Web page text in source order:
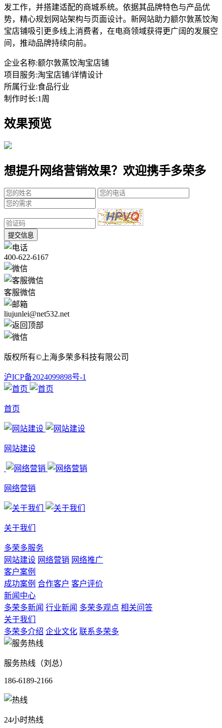
发工作，并搭建适配的商城系统。依据其品牌特色与产品优
势，精心规划网站架构与页面设计。新网站助力额尔敦蒸饺淘
宝店铺吸引更多线上消费者，在电商领域获得更广阔的发展空
间，推动品牌持续向前。
企业名称:额尔敦蒸饺淘宝店铺
项目服务:淘宝店铺/详情设计
所属行业:食品行业
制作时长:1周
效果预览
想提升网络营销效果？欢迎携手多荣多
提交信息
400-622-6167
客服微信
liujunlei@net532.net
版权所有©上海多荣多科技有限公司
沪ICP备2024099898号-1
首页
网站建设
网络营销
关于我们
多荣多服务
网站建设 网络营销 网络推广
客户案例
成功案例 合作客户 客户评价
新闻中心
多荣多新闻 行业新闻 多荣多观点 相关问答
关于我们
多荣多介绍 企业文化 联系多荣多
服务热线（刘总）
186-6189-2166
24小时热线